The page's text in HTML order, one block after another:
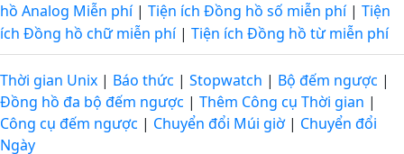
hồ Analog Miễn phí| Tiện ích Đồng hồ số miễn phí| Tiện
ích Đồng hồ chữ miễn phí| Tiện ích Đồng hồ từ miễn phí
Thời gian Unix | Báo thức | Stopwatch | Bộ đếm ngược |
Đồng hồ đa bộ đếm ngược | Thêm Công cụ Thời gian |
Công cụ đếm ngược | Chuyển đổi Múi giờ | Chuyển đổi
Ngày